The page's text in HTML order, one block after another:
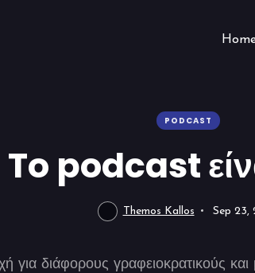
PODCAST
To podcast
Themos Kallos Sep 23,
για διάφορους γραφειοκρατικούς